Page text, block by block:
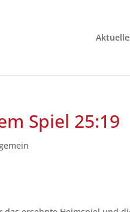
Spiel 25:19